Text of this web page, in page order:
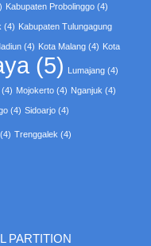
Kabupaten Probolinggo (4)
(4) Kabupaten Tulungagung
(4) Kota Malang (4) Kota
(5) Lumajang (4)
(4) Mojokerto (4) Nganjuk (4)
(4) Sidoarjo (4)
(4) Trenggalek (4)
PARTITION